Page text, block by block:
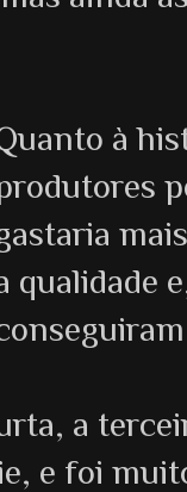
à
qualidade
a
e foi